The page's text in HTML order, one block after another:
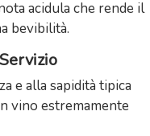
acidula che rende il
bevibilità.
e alla sapidità tipica
vino estremamente